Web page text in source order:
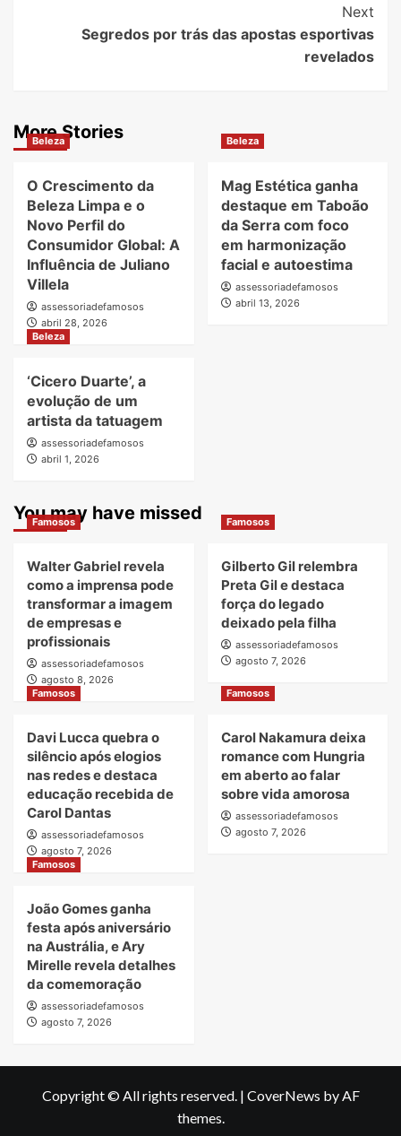
Next
Segredos por trás das apostas esportivas
revelados
More Stories
Beleza
O Crescimento da
Beleza Limpa e o
Novo Perfil do
Consumidor Global: A
Influência de Juliano
Villela
assessoriadefamosos
abril 28, 2026
Beleza
Mag Estética ganha
destaque em Taboão
da Serra com foco
em harmonização
facial e autoestima
assessoriadefamosos
abril 13, 2026
Beleza
‘Cicero Duarte’, a
evolução de um
artista da tatuagem
assessoriadefamosos
abril 1, 2026
You may have missed
Famosos
Walter Gabriel revela
como a imprensa pode
transformar a imagem
de empresas e
profissionais
assessoriadefamosos
agosto 8, 2026
Famosos
Gilberto Gil relembra
Preta Gil e destaca
força do legado
deixado pela filha
assessoriadefamosos
agosto 7, 2026
Famosos
Davi Lucca quebra o
silêncio após elogios
nas redes e destaca
educação recebida de
Carol Dantas
assessoriadefamosos
agosto 7, 2026
Famosos
Carol Nakamura deixa
romance com Hungria
em aberto ao falar
sobre vida amorosa
assessoriadefamosos
agosto 7, 2026
Famosos
João Gomes ganha
festa após aniversário
na Austrália, e Ary
Mirelle revela detalhes
da comemoração
assessoriadefamosos
agosto 7, 2026
Copyright © All rights reserved. | CoverNews by AF
themes.